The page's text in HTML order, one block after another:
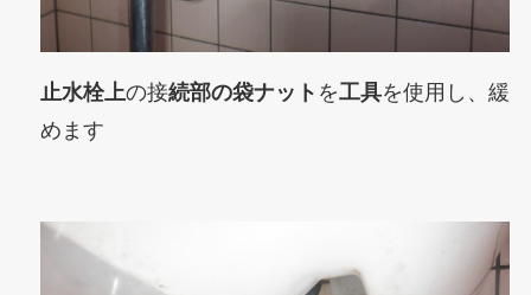
止水栓上の接続部の袋ナット を工具を使用し、緩
めます